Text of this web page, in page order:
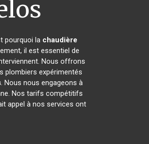
pourquoi la chaudière
il est essentiel de
Nous offrons
plombiers expérimentés
. Nous nous engageons à
Nos tarifs compétitifs
appel à nos services ont